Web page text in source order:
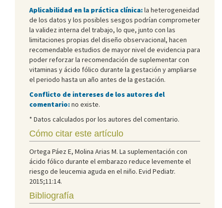
Aplicabilidad en la práctica clínica:la heterogeneidad
de los datos y los posibles sesgos podrían comprometer
la validez interna del trabajo, lo que, junto con las
limitaciones propias del diseño observacional, hacen
recomendable estudios de mayor nivel de evidencia para
poder reforzar la recomendación de suplementar con
vitaminas y ácido fólico durante la gestación y ampliarse
el periodo hasta un año antes de la gestación.
Conflicto de intereses de los autores del
comentario:no existe.
* Datos calculados por los autores del comentario.
Cómo citar este artículo
Ortega Páez E, Molina Arias M. La suplementación con
ácido fólico durante el embarazo reduce levemente el
riesgo de leucemia aguda en el niño. Evid Pediatr.
2015;11:14.
Bibliografía